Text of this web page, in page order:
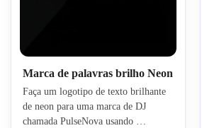
Marca de palavras brilho Neon
Faça um logotipo de texto brilhante
de neon para uma marca de DJ
chamada PulseNova usando